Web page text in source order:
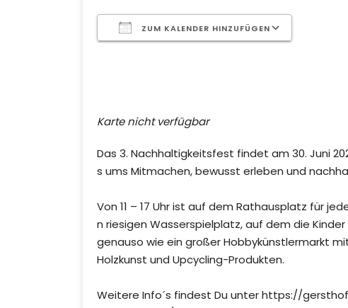
ZUM KALENDER HINZUFÜGEN
Karte nicht verfügbar
Das 3. Nachhaltigkeitsfest findet am 30. Juni
s ums Mitmachen, bewusst erleben und
Von 11 – 17 Uhr ist auf dem Rathausplatz für
n riesigen Wasserspielplatz, auf dem die
genauso wie ein großer Hobbykünstlermarkt
Holzkunst und Upcycling-Produkten.
Weitere Info´s findest Du unter https://